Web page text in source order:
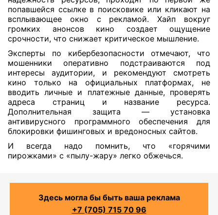
попавшейся ссылке в поисковике или кликают на
всплывающее окно с рекламой. Хайп вокруг
громких анонсов кино создает ощущение
срочности, что снижает критическое мышление.
Эксперты по кибербезопасности отмечают, что
мошенники оперативно подстраиваются под
интересы аудитории, и рекомендуют смотреть
кино только на официальных платформах, не
вводить личные и платежные данные, проверять
адреса страниц и название ресурса.
Дополнительная защита — установка
антивирусного программного обеспечения для
блокировки фишинговых и вредоносных сайтов.
И всегда надо помнить, что «горячими
пирожками» с «пылу-жару» легко обжечься.
Здесь могла бы быть ваша реклама
+7 (705) 715 70 96